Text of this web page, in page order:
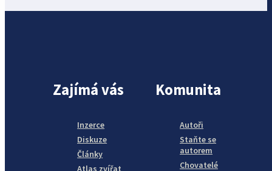
Zajímá vás
Inzerce
Diskuze
Články
Atlas zvířat
Komunita
Autoři
Staňte se
autorem
Chovatelé